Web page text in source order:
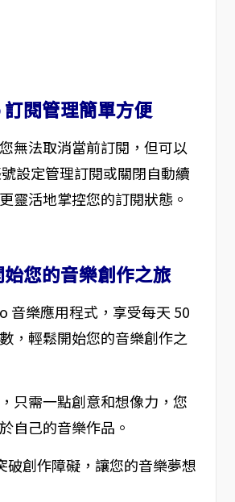
閱管理簡單方便
無法取消當前訂閱，但可以
設定管理訂閱或關閉自動續
靈活地掌控您的訂閱狀態。
您的音樂創作之旅
音樂應用程式，享受每天 50
，輕鬆開始您的音樂創作之
只需一點創意和想像力，您
自己的音樂作品。
破創作障礙，讓您的音樂夢想